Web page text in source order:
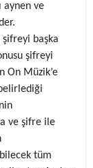
aynen ve
başka
şifreyi
On Müzik’e
ve şifre ile
tüm